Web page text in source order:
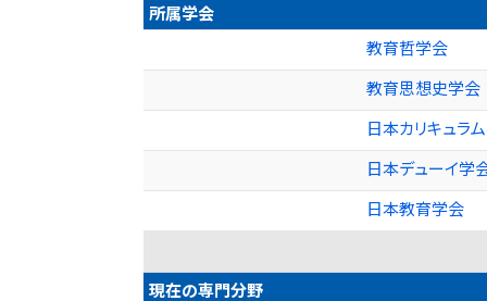
所属学会
教育哲学会
教育思想史学会
日本カリキュラ
日本デューイ学
日本教育学会
現在の専門分野